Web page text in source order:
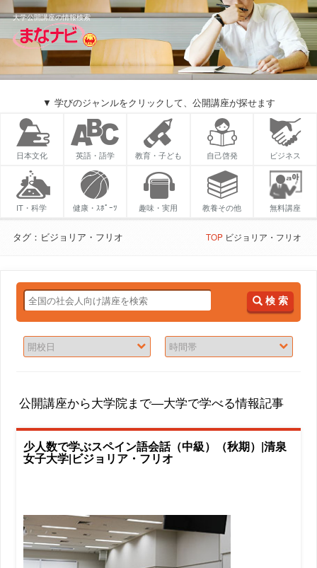
大学公開講座の情報検索
▼ 学びのジャンルをクリックして、公開講座が探せます
日本文化 英語・語学 教育・子ども 自己啓発 ビジネス
IT・科学 健康・ｽﾎﾟｰﾂ 趣味・実用 教養その他 無料講座
タグ：ビジョリア・フリオ TOPビジョリア・フリオ
検 索
公開講座から大学院まで―大学で学べる情報記事
少人数で学ぶスペイン語会話（中級）（秋期）|清泉
女子大学|ビジョリア・フリオ